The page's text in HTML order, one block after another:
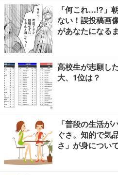
「何これ…!?」
ない！誤投稿画
があなたになる
高校生が志願し
大、1位は？
「普段の生活が
ぐさ。知的で気
さ」が身につい